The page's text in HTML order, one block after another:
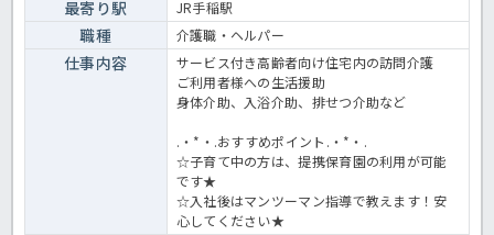
最寄り駅 JR手稲駅
職種 介護職・ヘルパー
仕事内容
サービス付き高齢者向け住宅内の訪問介護
ご利用者様への生活援助
身体介助、入浴介助、排せつ介助など
.・*・.おすすめポイント.・*・.
☆子育て中の方は、提携保育園の利用が可能
です★
☆入社後はマンツーマン指導で教えます！安
心してください★